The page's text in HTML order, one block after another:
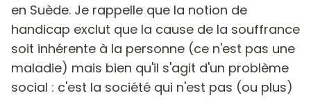
en Suède. Je rappelle que la notion de
handicap exclut que la cause de la souffrance
soit inhérente à la personne (ce n'est pas une
maladie) mais bien qu'il s'agit d'un problème
social : c'est la société qui n'est pas (ou plus)